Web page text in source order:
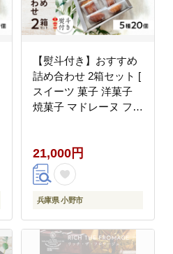
【熨斗付き】おすすめ
詰め合わせ 2箱セット [
スイーツ 菓子 洋菓子
焼菓子 マドレーヌ フィ
ゼント ]【のし(お歳
暮)】
21,000円
兵庫県 小野市